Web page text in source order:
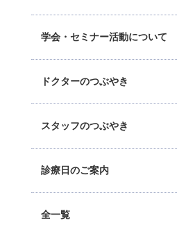
学会・セミナー活動について
ドクターのつぶやき
スタッフのつぶやき
診療日のご案内
全一覧